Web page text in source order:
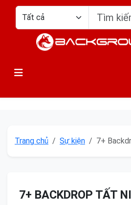
Trang chủ Sự kiện 7+
7+ BACKDROP TẤT